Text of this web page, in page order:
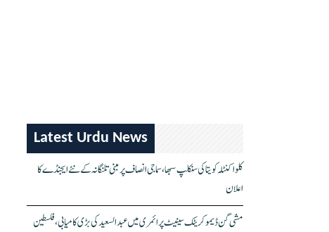
Latest Urdu News
کلواکنٹلہ کویتا کی سنکلپ سبھا، سماجی انصاف پر مبنی تلنگانہ کے نئے ایجنڈے کا
اعلان
مشی گن ڈیموکریٹک سینیٹ پرائمری میں عبدالسعید کی بڑی کامیابی، فلسطین